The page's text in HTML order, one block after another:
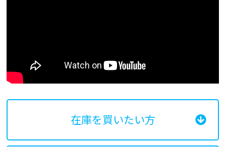
在庫を買いたい方